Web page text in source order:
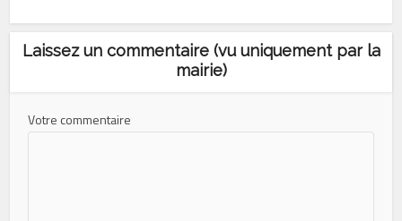
Laissez un commentaire (vu uniquement par la
mairie)
Votre commentaire